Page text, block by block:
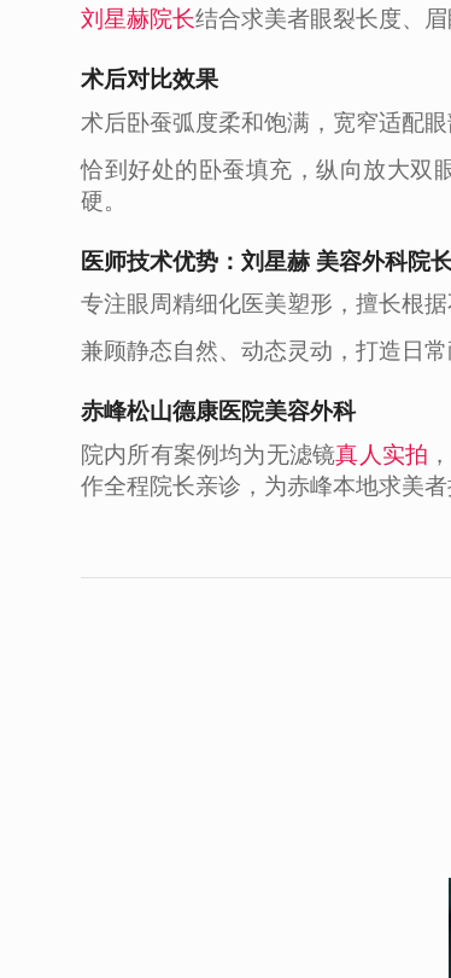
刘星赫院长结合求美者眼裂长度、
术后对比效果
术后卧蚕弧度柔和饱满，宽窄适配
恰到好处的卧蚕填充，纵向放大双
硬。
医师技术优势：刘星赫 美容外科院
专注眼周精细化医美塑形，擅长根
兼顾静态自然、动态灵动，打造日
赤峰松山德康医院美容外科
院内所有案例均为无滤镜真人实拍
作全程院长亲诊，为赤峰本地求美